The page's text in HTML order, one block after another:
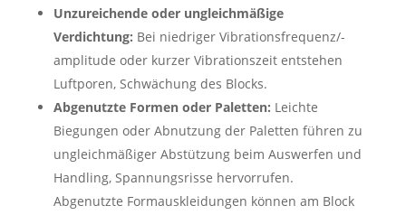
Unzureichende oder ungleichmäßige
Verdichtung: Bei niedriger Vibrationsfrequenz/-
amplitude oder kurzer Vibrationszeit entstehen
Luftporen, Schwächung des Blocks.
Abgenutzte Formen oder Paletten: Leichte
Biegungen oder Abnutzung der Paletten führen zu
ungleichmäßiger Abstützung beim Auswerfen und
Handling, Spannungsrisse hervorrufen.
Abgenutzte Formauskleidungen können am Block